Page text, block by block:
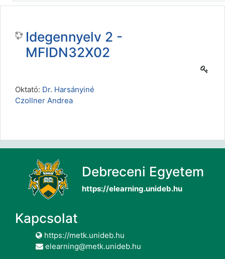
Idegennyelv 2 -
MFIDN32X02
Oktató: Dr. Harsányiné
Czollner Andrea
Debreceni Egyetem
https://elearning.unideb.hu
Kapcsolat
https://metk.unideb.hu
elearning@metk.unideb.hu